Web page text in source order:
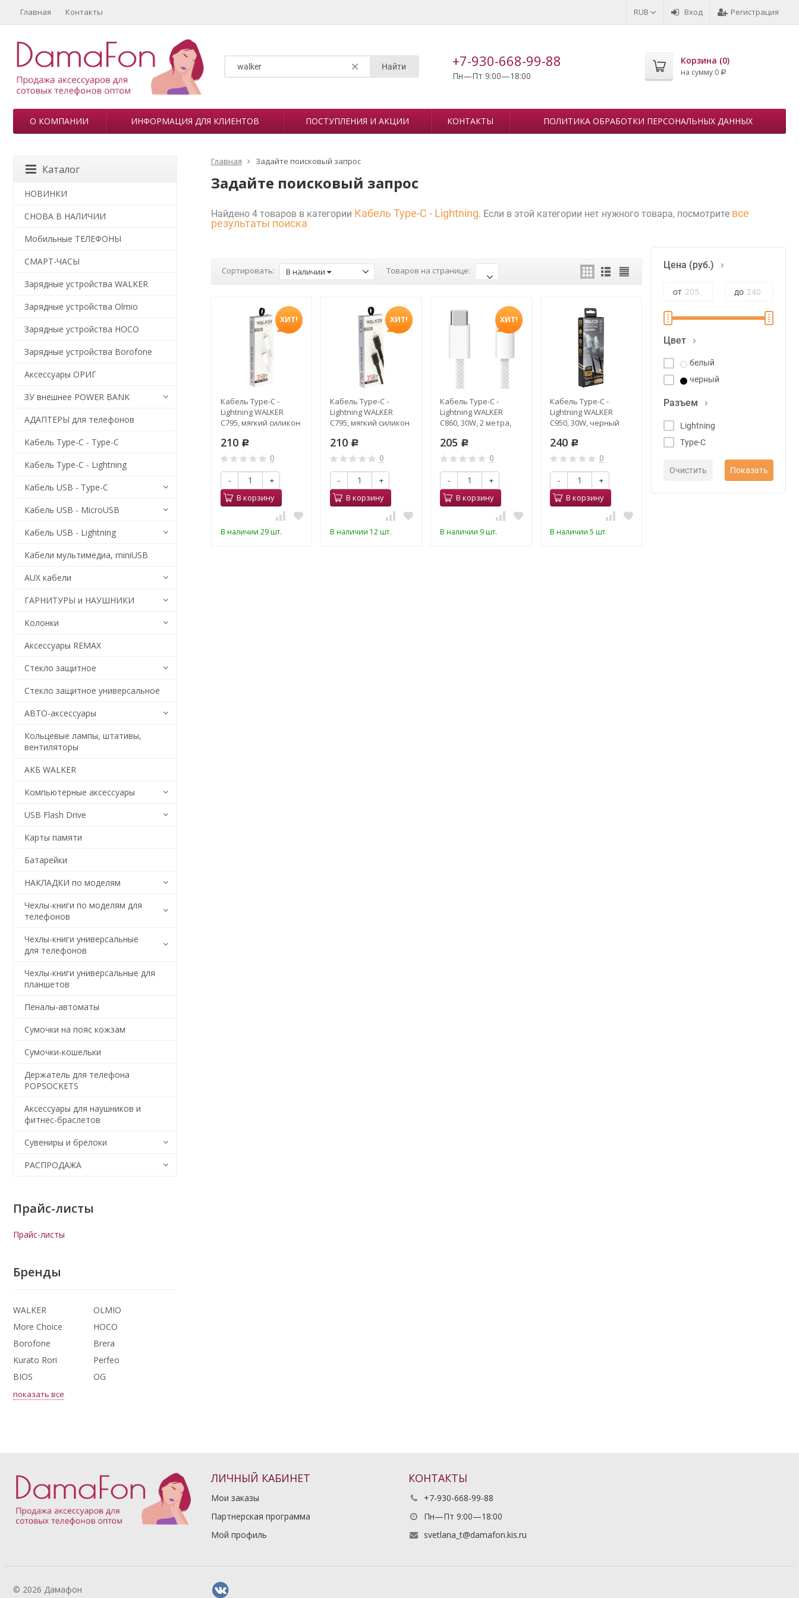
RUB Вход Регистрация
Главная Контакты
Найти +7-930-668-99-88
Пн—Пт 9:00—18:00
Корзина (0)
на сумму 0 Р
О КОМПАНИИ ИНФОРМАЦИЯ ДЛЯ КЛИЕНТОВ ПОСТУПЛЕНИЯ И АКЦИИ КОНТАКТЫ ПОЛИТИКА ОБРАБОТКИ ПЕРСОНАЛЬНЫХ ДАННЫХ
Главная Задайте поисковый запрос
Задайте поисковый запрос
Найдено 4 товаров в категории Кабель Type-C - Lightning. Если в этой категории нет нужного товара, посмотрите все
результаты поиска
Сортировать: В наличии Товаров на странице:
ХИТ!
Кабель Type-C -
Lightning WALKER
C795, мягкий силикон
белый
210 Р
0
-
+
В корзину
В наличии 29 шт.
ХИТ!
Кабель Type-C -
Lightning WALKER
C795, мягкий силикон
черный
210 Р
0
-
+
В корзину
В наличии 12 шт.
ХИТ!
Кабель Type-C -
Lightning WALKER
C860, 30W, 2 метра,
205 Р
0
-
+
В корзину
В наличии 9 шт.
Кабель Type-C -
Lightning WALKER
C950, 30W, черный
240 Р
0
-
+
В корзину
В наличии 5 шт.
Цена (руб.)
от до
Цвет
белый
черный
Разъем
Lightning
Type-C
Каталог
НОВИНКИ
СНОВА В НАЛИЧИИ
Мобильные ТЕЛЕФОНЫ
СМАРТ-ЧАСЫ
Зарядные устройства WALKER
Зарядные устройства Olmio
Зарядные устройства HOCO
Зарядные устройства Borofone
Аксессуары ОРИГ
ЗУ внешнее POWER BANK
АДАПТЕРЫ для телефонов
Кабель Type-C - Type-C
Кабель Type-C - Lightning
Кабель USB - Type-C
Кабель USB - MicroUSB
Кабель USB - Lightning
Кабели мультимедиа, miniUSB
AUX кабели
ГАРНИТУРЫ и НАУШНИКИ
Колонки
Аксессуары REMAX
Стекло защитное
Стекло защитное универсальное
АВТО-аксессуары
Кольцевые лампы, штативы,
вентиляторы
АКБ WALKER
Компьютерные аксессуары
USB Flash Drive
Карты памяти
Батарейки
НАКЛАДКИ по моделям
Чехлы-книги по моделям для
телефонов
Чехлы-книги универсальные
для телефонов
Чехлы-книги универсальные для
планшетов
Пеналы-автоматы
Сумочки на пояс кожзам
Сумочки-кошельки
Держатель для телефона
POPSOCKETS
Аксессуары для наушников и
фитнес-браслетов
Сувениры и брелоки
РАСПРОДАЖА
Прайс-листы
Прайс-листы
Бренды
WALKER
OLMIO
More Choice
HOCO
Borofone
Brera
Kurato Rori
Perfeo
BIOS
OG
показать все
ЛИЧНЫЙ КАБИНЕТ
Мои заказы
Партнерская программа
Мой профиль
КОНТАКТЫ
+7-930-668-99-88
Пн—Пт 9:00—18:00
svetlana_t@damafon.kis.ru
© 2026 Дамафон